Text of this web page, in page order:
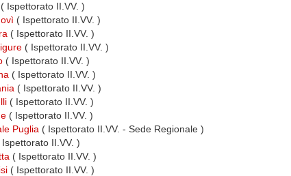
( Ispettorato II.VV. )
( Ispettorato II.VV. )
( Ispettorato II.VV. )
( Ispettorato II.VV. )
( Ispettorato II.VV. )
( Ispettorato II.VV. )
( Ispettorato II.VV. )
( Ispettorato II.VV. )
( Ispettorato II.VV. )
Puglia ( Ispettorato II.VV. - Sede Regionale )
Ispettorato II.VV. )
( Ispettorato II.VV. )
( Ispettorato II.VV. )